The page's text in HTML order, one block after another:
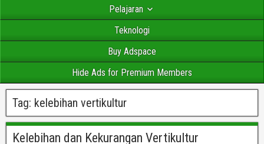
Pelajaran
Teknologi
Buy Adspace
Hide Ads for Premium Members
Tag: kelebihan vertikultur
Kelebihan dan Kekurangan Vertikultur